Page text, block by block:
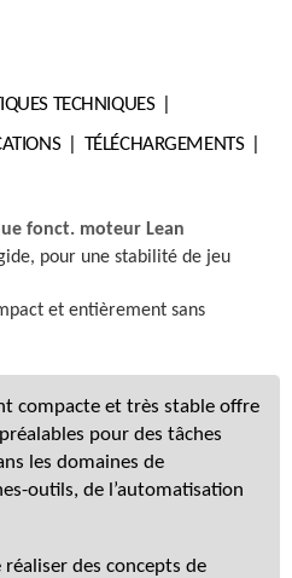
TECHNIQUES
TÉLÉCHARGEMENTS
fonct. moteur Lean
pour une stabilité de jeu
et entièrement sans
compacte et très stable offre
pour des tâches
les domaines de
outils, de l’automatisation
des concepts de